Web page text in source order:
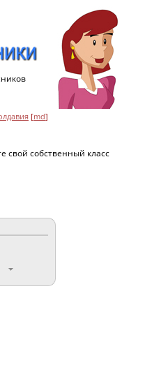
[md]
свой собственный класс